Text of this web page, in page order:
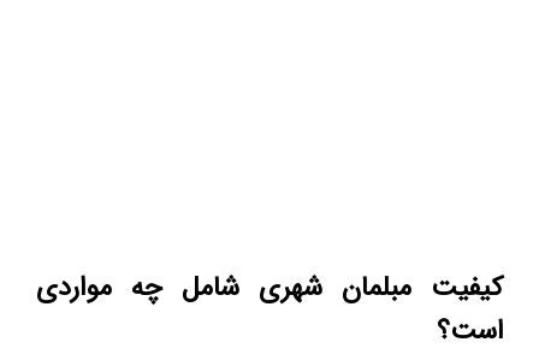
کیفیت مبلمان شهری شامل چه مواردی
است؟